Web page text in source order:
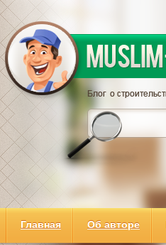
Главная Об авторе